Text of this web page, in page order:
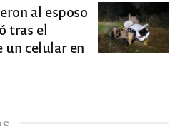
al esposo
tras el
celular en